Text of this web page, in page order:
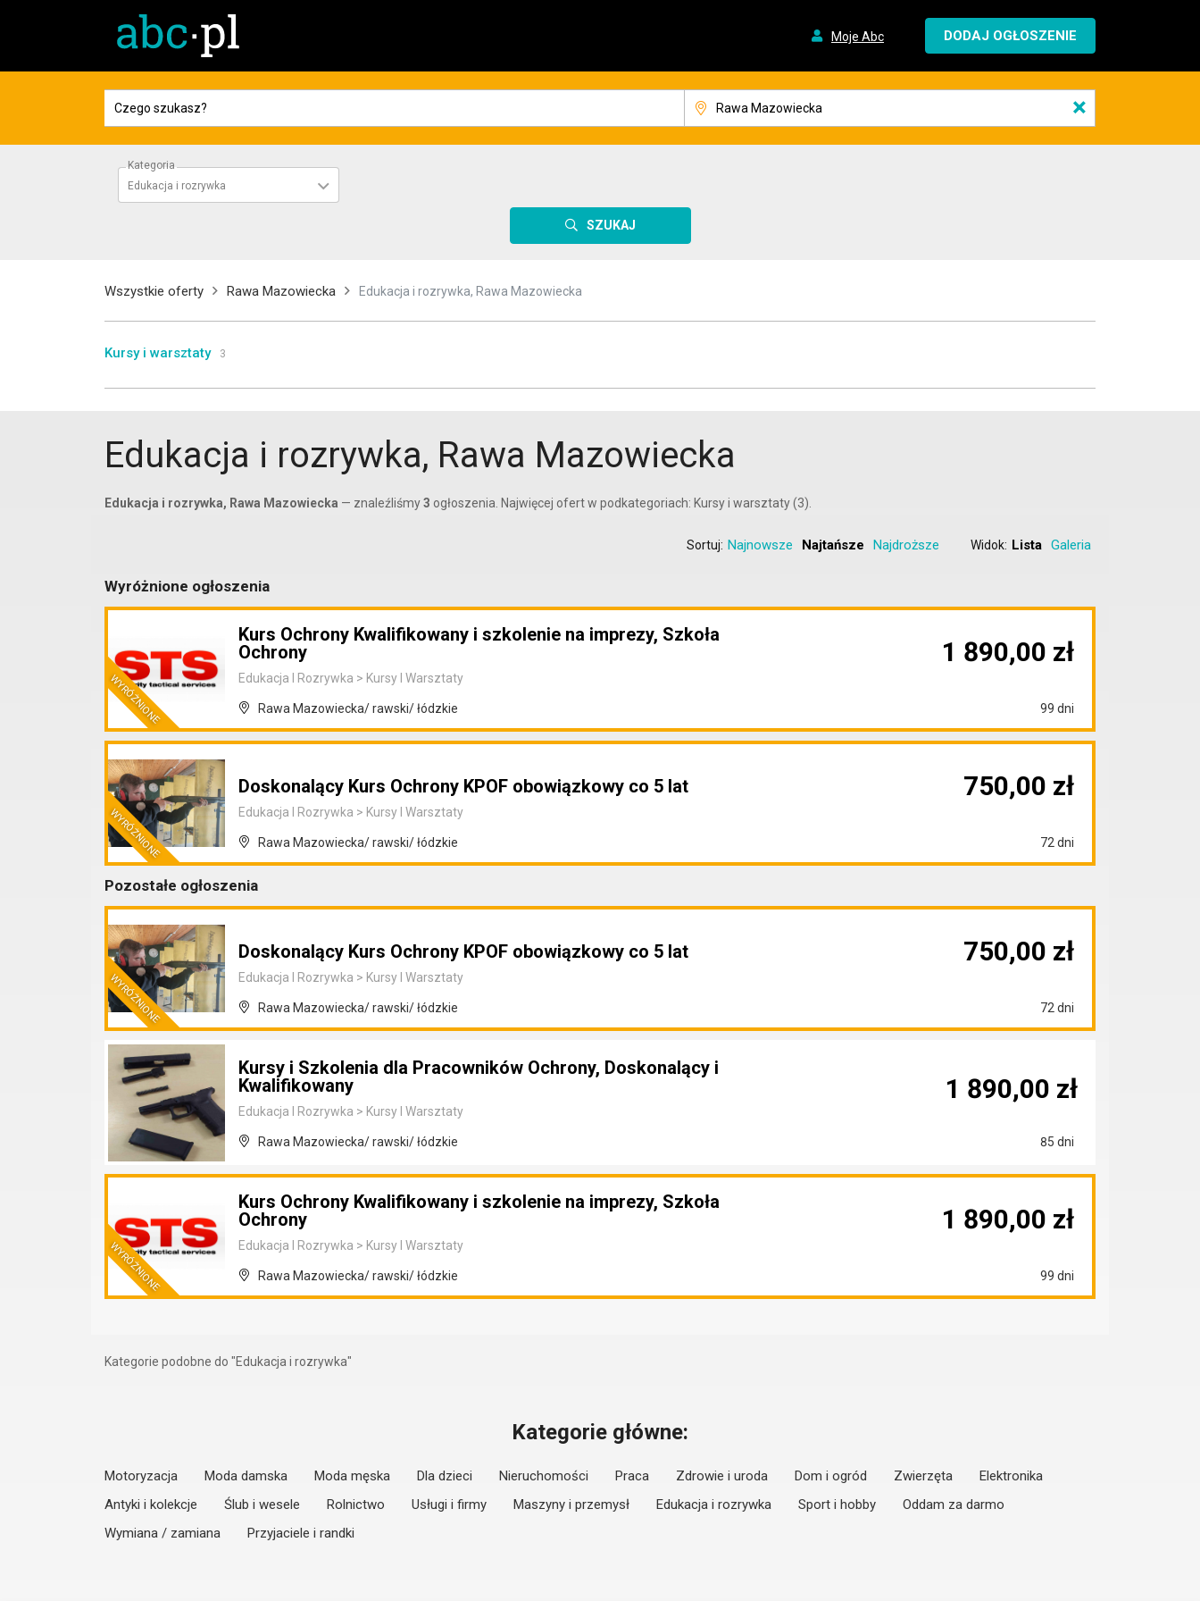
Moje Abc DODAJ OGŁOSZENIE
×
Kategoria
Edukacja i rozrywka
SZUKAJ
Wszystkie oferty Rawa Mazowiecka Edukacja i rozrywka, Rawa Mazowiecka
Kursy i warsztaty 3
Edukacja i rozrywka, Rawa Mazowiecka
Edukacja i rozrywka, Rawa Mazowiecka — znaleźliśmy3 ogłoszenia. Najwięcej ofert w podkategoriach: Kursy i warsztaty (3).
Sortuj: Najnowsze Najtańsze Najdroższe Widok: Lista Galeria
Wyróżnione ogłoszenia
Kurs Ochrony Kwalifikowany i szkolenie na imprezy, Szkoła
Ochrony
Edukacja I Rozrywka > Kursy I Warsztaty
Rawa Mazowiecka/ rawski/ łódzkie 99 dni
1 890,00 zł
Doskonalący Kurs Ochrony KPOF obowiązkowy co 5 lat
Edukacja I Rozrywka > Kursy I Warsztaty
Rawa Mazowiecka/ rawski/ łódzkie 72 dni
750,00 zł
Pozostałe ogłoszenia
Doskonalący Kurs Ochrony KPOF obowiązkowy co 5 lat
Edukacja I Rozrywka > Kursy I Warsztaty
Rawa Mazowiecka/ rawski/ łódzkie 72 dni
750,00 zł
Kursy i Szkolenia dla Pracowników Ochrony, Doskonalący i
Kwalifikowany
Edukacja I Rozrywka > Kursy I Warsztaty
Rawa Mazowiecka/ rawski/ łódzkie 85 dni
1 890,00 zł
Kurs Ochrony Kwalifikowany i szkolenie na imprezy, Szkoła
Ochrony
Edukacja I Rozrywka > Kursy I Warsztaty
Rawa Mazowiecka/ rawski/ łódzkie 99 dni
1 890,00 zł
Kategorie podobne do "Edukacja i rozrywka"
Kategorie główne:
Motoryzacja Moda damska Moda męska Dla dzieci Nieruchomości Praca Zdrowie i uroda Dom i ogród Zwierzęta
Elektronika
Antyki i kolekcje
Ślub i wesele Rolnictwo Usługi i firmy Maszyny i przemysł Edukacja i rozrywka Sport i hobby
Oddam za darmo
Wymiana / zamiana
Przyjaciele i randki